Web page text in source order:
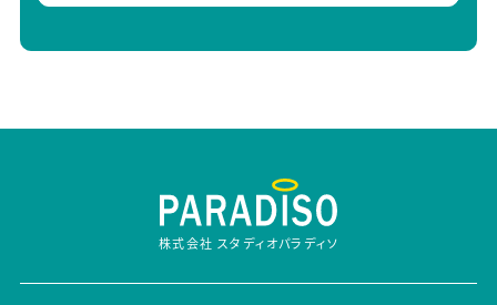
株式会社 スタディオパラディソ